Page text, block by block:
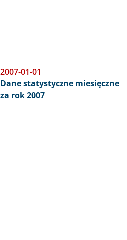
2007-01-01
Dane statystyczne miesięczne
za rok 2007